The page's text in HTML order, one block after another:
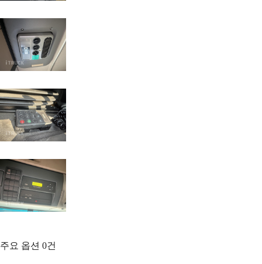
주요 옵션 0건